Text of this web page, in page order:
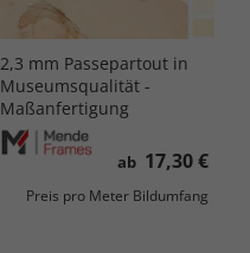
2,3 mm Passepartout in
Museumsqualität -
Maßanfertigung
ab 17,30 €
Preis pro Meter Bildumfang